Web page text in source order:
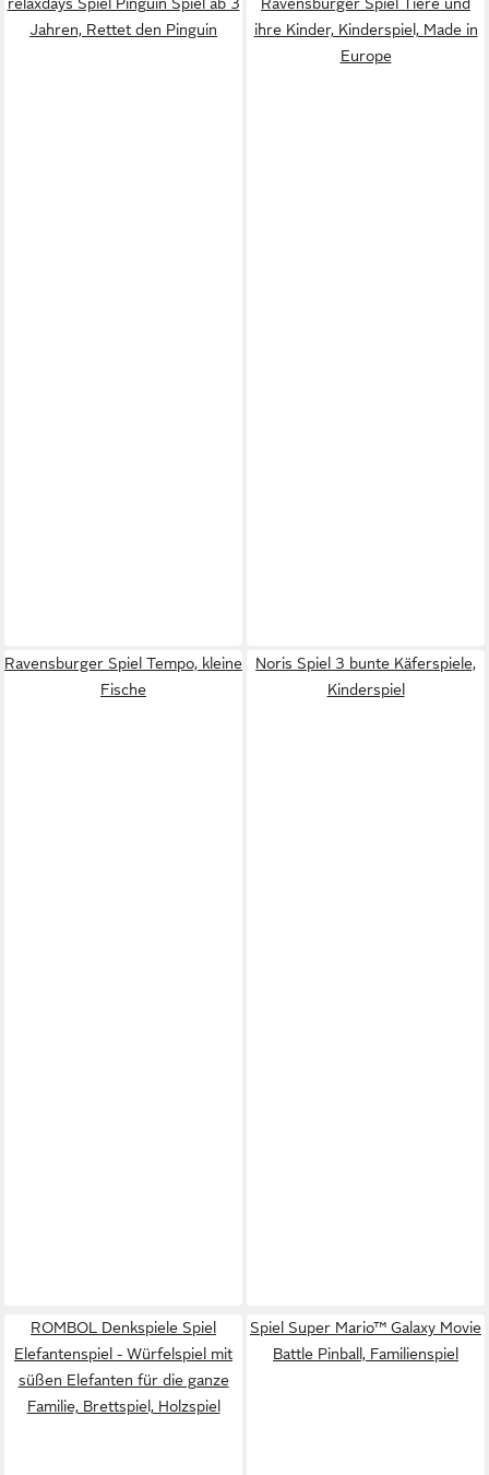
Jahren, Rettet den Pinguin
ihre Kinder, Kinderspiel, Made in
Europe
Ravensburger Spiel Tempo, kleine
Fische
Noris Spiel 3 bunte Käferspiele,
Kinderspiel
ROMBOL Denkspiele Spiel
Elefantenspiel - Würfelspiel mit
süßen Elefanten für die ganze
Familie, Brettspiel, Holzspiel
Spiel Super Mario™ Galaxy Movie
Battle Pinball, Familienspiel